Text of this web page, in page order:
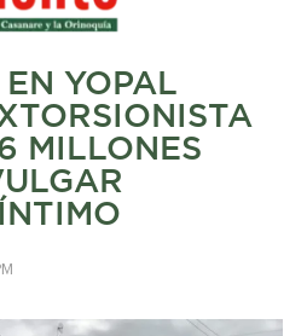
YOPAL
MILLONES